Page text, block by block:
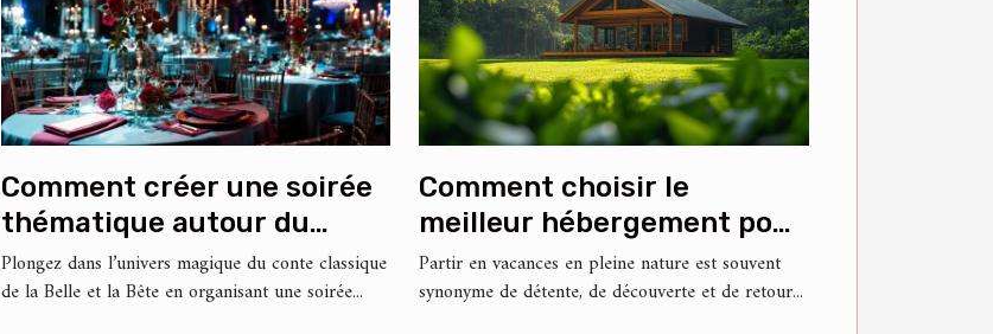
Comment créer une soirée
thématique autour du
conte classique de la Belle
et la Bête ?
Plongez dans l’univers magique du conte classique
de la Belle et la Bête en organisant une soirée...
Comment choisir le
meilleur hébergement pour
vos vacances en nature ?
Partir en vacances en pleine nature est souvent
synonyme de détente, de découverte et de retour...